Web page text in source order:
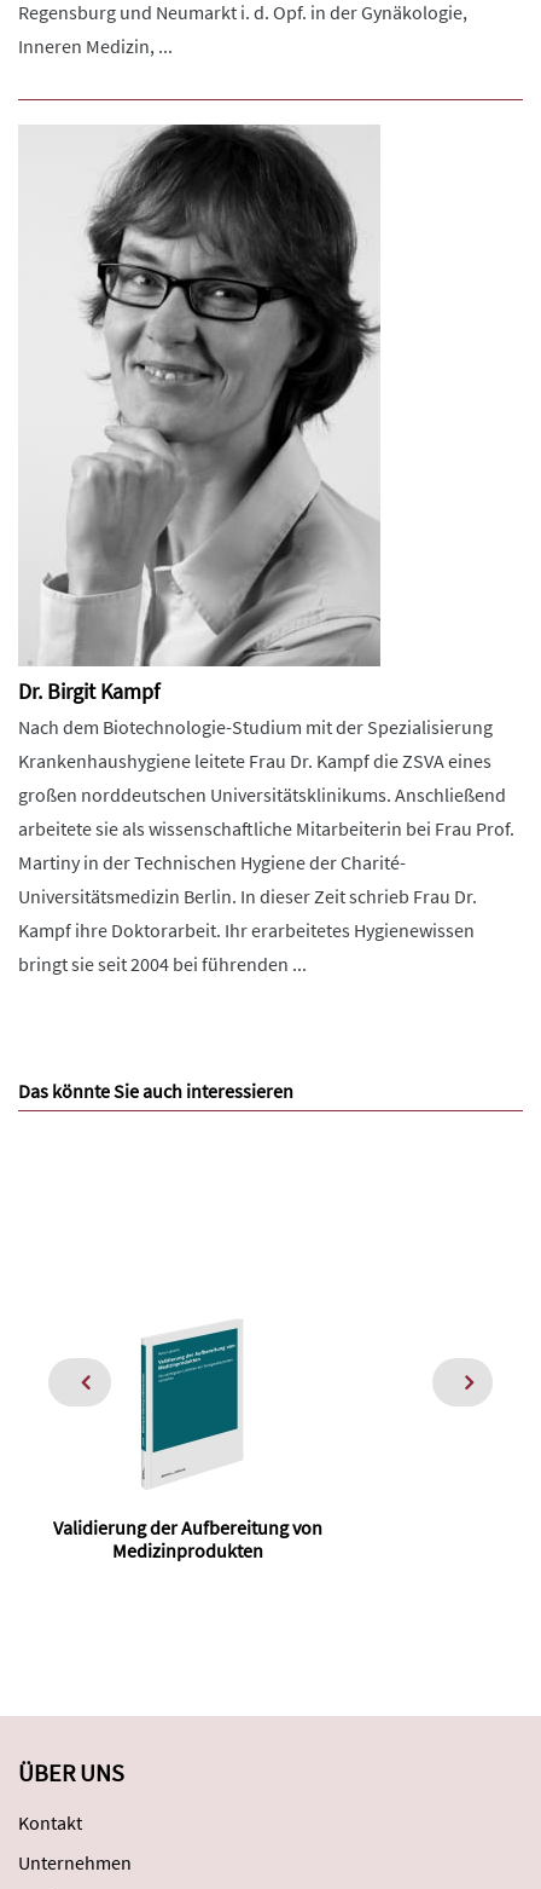
Regensburg und Neumarkt i. d. Opf. in der Gynäkologie,
Inneren Medizin, ...
Dr. Birgit Kampf
Nach dem Biotechnologie-Studium mit der Spezialisierung
Krankenhaushygiene leitete Frau Dr. Kampf die ZSVA eines
großen norddeutschen Universitätsklinikums. Anschließend
arbeitete sie als wissenschaftliche Mitarbeiterin bei Frau Prof.
Martiny in der Technischen Hygiene der Charité-
Universitätsmedizin Berlin. In dieser Zeit schrieb Frau Dr.
Kampf ihre Doktorarbeit. Ihr erarbeitetes Hygienewissen
bringt sie seit 2004 bei führenden ...
Das könnte Sie auch interessieren
Validierung der Aufbereitung von
Medizinprodukten
ÜBER UNS
Kontakt
Unternehmen